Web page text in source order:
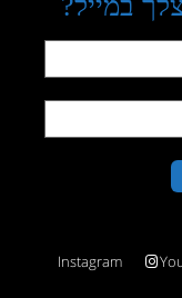
Instagram